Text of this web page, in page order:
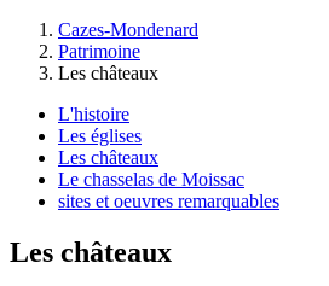
Cazes-Mondenard
Patrimoine
Les châteaux
L'histoire
Les églises
Les châteaux
Le chasselas de Moissac
sites et oeuvres remarquables
Les châteaux